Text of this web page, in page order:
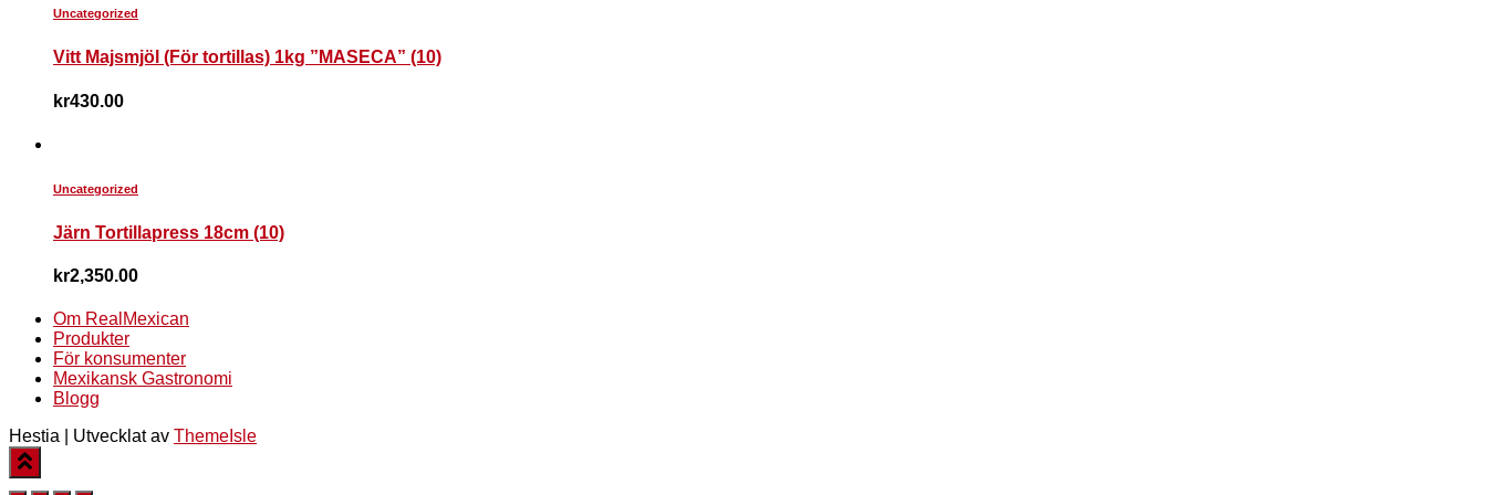
Uncategorized
Vitt Majsmjöl (För tortillas) 1kg ”MASECA” (10)
kr430.00
Uncategorized
Järn Tortillapress 18cm (10)
kr2,350.00
Om RealMexican
Produkter
För konsumenter
Mexikansk Gastronomi
Blogg
Hestia | Utvecklat av ThemeIsle